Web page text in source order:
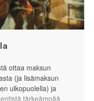
ottaa maksun
(ja lisämaksun
ulkopuolella) ja
tärkeämpää